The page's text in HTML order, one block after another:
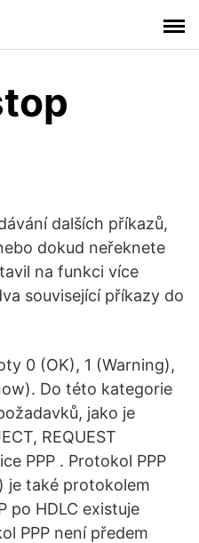
dalších příkazů,
dokud neřeknete
na funkci více
související příkazy do
0 (OK), 1 (Warning),
Do této kategorie
jako je
REQUEST
PPP . Protokol PPP
je také protokolem
po HDLC existuje
PPP není předem